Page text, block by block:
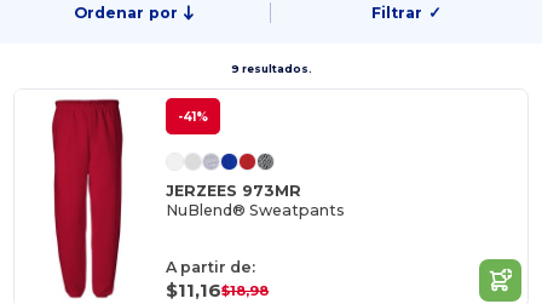
Ordenar por Filtrar ✓
9 resultados.
-41%
JERZEES 973MR
NuBlend® Sweatpants
A partir de:
$11,16$18,98